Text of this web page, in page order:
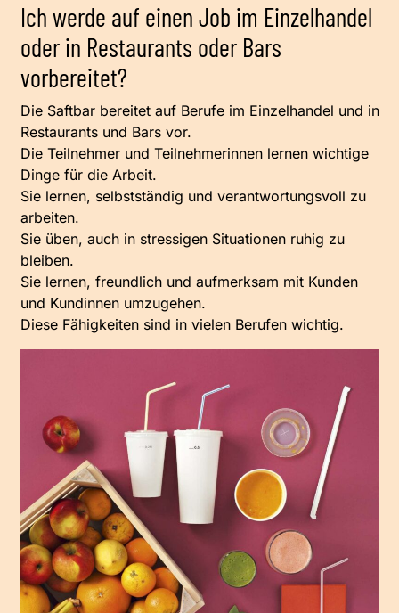
Ich werde auf einen Job im Einzelhandel
oder in Restaurants oder Bars
vorbereitet?
Die Saftbar bereitet auf Berufe im Einzelhandel und in
Restaurants und Bars vor.
Die Teilnehmer und Teilnehmerinnen lernen wichtige
Dinge für die Arbeit.
Sie lernen, selbstständig und verantwortungsvoll zu
arbeiten.
Sie üben, auch in stressigen Situationen ruhig zu
bleiben.
Sie lernen, freundlich und aufmerksam mit Kunden
und Kundinnen umzugehen.
Diese Fähigkeiten sind in vielen Berufen wichtig.